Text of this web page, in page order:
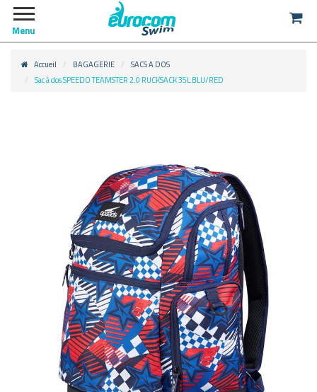
Menu
Accueil BAGAGERIE
SACS A DOS
Sac à dos SPEEDO TEAMSTER 2.0 RUCKSACK 35L BLU/RED